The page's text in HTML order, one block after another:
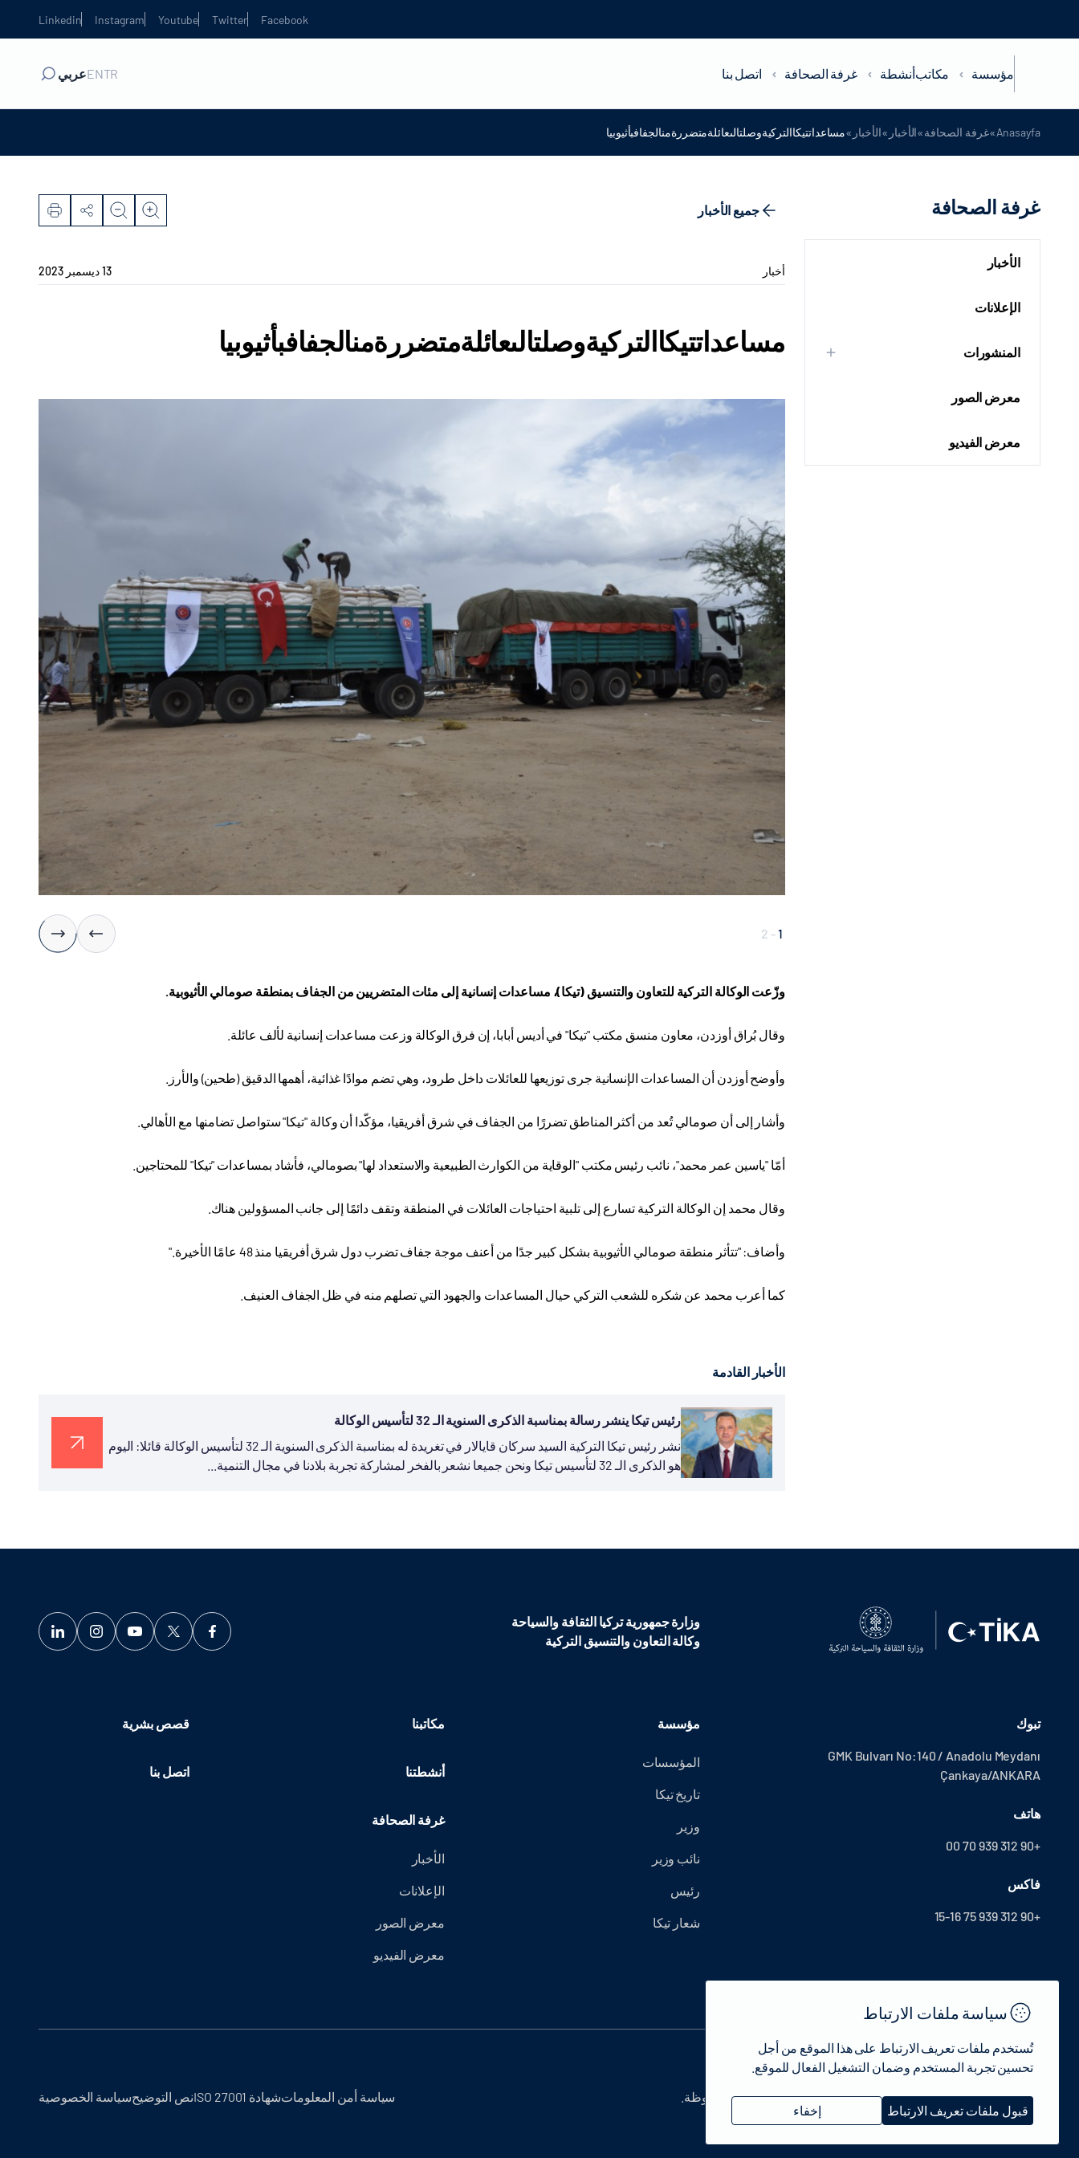
Facebook
Twitter
Youtube
Instagram
Linkedin
مؤسسة مكاتبأنشطة غرفة الصحافة اتصل بنا TR
ENعربي
Anasayfa
»غرفة الصحافة»الأخبار »الأخبار »مساعداتتيكاالتركيةوصلتالىعائلةمتضررةمنالجفافبأثيوبيا
غرفة الصحافة
الأخبار
الإعلانات
المنشورات
معرض الصور
معرض الفيديو
جميع الأخبار
أخبار 13 ديسمبر 2023
مساعداتتيكاالتركيةوصلتالىعائلةمتضررةمنالجفافبأثيوبيا
1
-
2
وزّعت الوكالة التركية للتعاون والتنسيق (تيكا)، مساعدات إنسانية إلى مئات المتضريين من الجفاف بمنطقة صومالي الأثيوبية
وقال بُراق أوزدن، معاون منسق مكتب "تيكا" في أديس أبابا، إن فرق الوكالة وزعت مساعدات إنسانية لألف عائلة
وأوضح أوزدن أن المساعدات الإنسانية جرى توزيعها للعائلات داخل طرود، وهي تضم موادًا غذائية، أهمها الدقيق (طحين) والأرز
وأشار إلى أن صومالي تُعد من أكثر المناطق تضررًا من الجفاف في شرق أفريقيا، مؤكّدا أن وكالة "تيكا" ستواصل تضامنها مع الأهالي
أمّا "ياسين عمر محمد"، نائب رئيس مكتب "الوقاية من الكوارث الطبيعية والاستعداد لها" بصومالي، فأشاد بمساعدات "تيكا" للمحتاجين
وقال محمد إن الوكالة التركية تسارع إلى تلبية احتياجات العائلات في المنطقة وتقف دائمًا إلى جانب المسؤولين هناك
وأضاف: "تتأثر منطقة صومالي الأثيوبية بشكل كبير جدًا من أعنف موجة جفاف تضرب دول شرق أفريقيا منذ 48 عامًا الأخيرة ".
كما أعرب محمد عن شكره للشعب التركي حيال المساعدات والجهود التي تصلهم منه في ظل الجفاف العنيف
الأخبار القادمة
رئيس تيكا ينشر رسالة بمناسبة الذكرى السنوية الـ 32 لتأسيس الوكالة
نشر رئيس تيكا التركية السيد سركان قايالار في تغريدة له بمناسبة الذكرى السنوية الـ 32 لتأسيس الوكالة قائلا: اليوم
هو الذكرى الـ 32 لتأسيس تيكا ونحن جميعا نشعر بالفخر لمشاركة تجربة بلادنا في مجال التنمية...
وزارة جمهورية تركيا الثقافة والسياحة
وكالة التعاون والتنسيق التركية
تبوك
GMK Bulvarı No:140 / Anadolu Meydanı
Çankaya/ANKARA
هاتف
+90 312 939 70 00
فاكس
+90 312 939 75 15-16
مؤسسة
المؤسسات
تاريخ تيكا
وزير
نائب وزير
رئيس
شعار تيكا
مكاتبنا
أنشطتنا
غرفة الصحافة
الأخبار
الإعلانات
معرض الصور
معرض الفيديو
قصص بشرية
اتصل بنا
© 2022 جمهورية تركيا وزارة الثقافة والسياحة - جميع الحقوق محفوظة. سياسة أمن المعلوماتشهادة ISO 27001 نص التوضيحسياسة الخصوصية
سياسة ملفات الارتباط
تُستخدم ملفات تعريف الارتباط على هذا الموقع من أجل
تحسين تجربة المستخدم وضمان التشغيل الفعال للموقع.
قبول ملفات تعريف الارتباط إخفاء